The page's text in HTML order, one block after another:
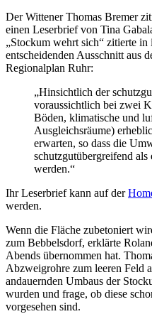
Der Wittener Thomas Bremer
einen Leserbrief von Tina
„Stockum wehrt sich“ zitierte in
entscheidenden Ausschnitt aus
Regionalplan Ruhr:
„Hinsichtlich der
voraussichtlich bei zwei
Böden, klimatische und
Ausgleichsräume)
erwarten, so dass die
schutzgutübergreifend als
werden.“
Ihr Leserbrief kann auf der
werden.
Wenn die Fläche zubetoniert
zum Bebbelsdorf, erklärte
Abends übernommen hat.
Abzweigrohre zum leeren Feld
andauernden Umbaus der
wurden und frage, ob diese
vorgesehen sind.